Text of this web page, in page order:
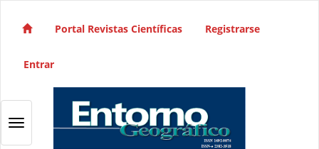
Navegación principal
Barra lateral
Portal Revistas Científicas Registrarse
Entrar
Toggle navigation